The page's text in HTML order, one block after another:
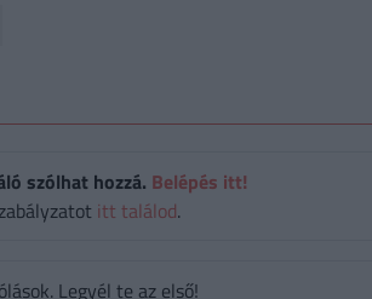
szólhat hozzá. Belépés itt!
itt találod.
Legyél te az első!